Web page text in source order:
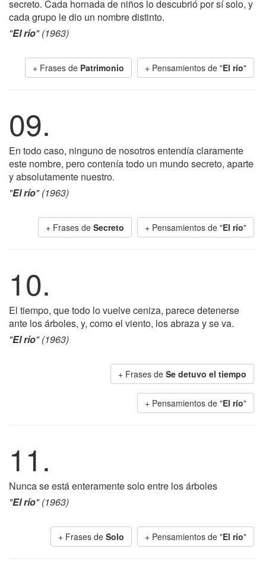
secreto. Cada hornada de niños lo descubrió por sí solo, y
cada grupo le dio un nombre distinto.
"El río" (1963)
+ Frases de Patrimonio + Pensamientos de "El río"
09.
En todo caso, ninguno de nosotros entendía claramente
este nombre, pero contenía todo un mundo secreto, aparte
y absolutamente nuestro.
"El río" (1963)
+ Frases de Secreto + Pensamientos de "El río"
10.
El tiempo, que todo lo vuelve ceniza, parece detenerse
ante los árboles, y, como el viento, los abraza y se va.
"El río" (1963)
+ Frases de Se detuvo el tiempo
+ Pensamientos de "El río"
11.
Nunca se está enteramente solo entre los árboles
"El río" (1963)
+ Frases de Solo + Pensamientos de "El río"